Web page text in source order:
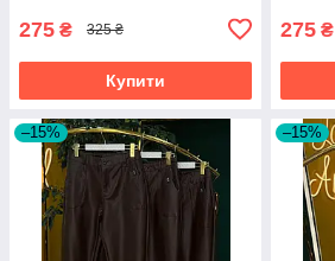
275 ₴ 325 ₴
Купити
275 ₴
–15% –15%